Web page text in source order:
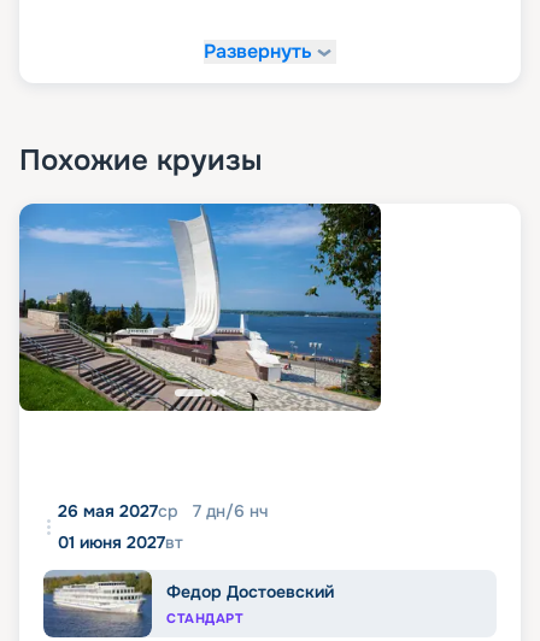
Развернуть
Похожие круизы
26 мая 2027ср 7 дн/6 нч
01 июня 2027вт
Федор Достоевский
СТАНДАРТ